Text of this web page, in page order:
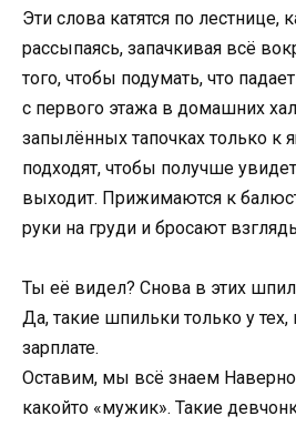
Эти слова катятся по лестнице,
рассыпаясь, запачкивая всё
того, чтобы подумать, что
с первого этажа в домашних
запылённых тапочках только к
подходят, чтобы получше
выходит. Прижимаются к
руки на груди и бросают
Ты её видел? Снова в этих
Да, такие шпильки только у тех,
зарплате.
Оставим, мы всё знаем
какойто «мужик». Такие